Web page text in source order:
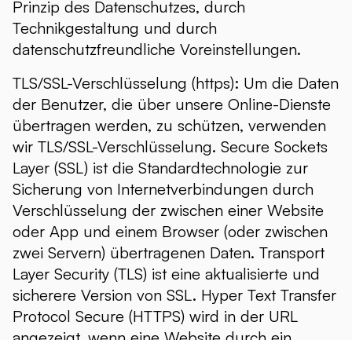
Prinzip des Datenschutzes, durch
Technikgestaltung und durch
datenschutzfreundliche Voreinstellungen.
TLS/SSL-Verschlüsselung (https): Um die Daten
der Benutzer, die über unsere Online-Dienste
übertragen werden, zu schützen, verwenden
wir TLS/SSL-Verschlüsselung. Secure Sockets
Layer (SSL) ist die Standardtechnologie zur
Sicherung von Internetverbindungen durch
Verschlüsselung der zwischen einer Website
oder App und einem Browser (oder zwischen
zwei Servern) übertragenen Daten. Transport
Layer Security (TLS) ist eine aktualisierte und
sicherere Version von SSL. Hyper Text Transfer
Protocol Secure (HTTPS) wird in der URL